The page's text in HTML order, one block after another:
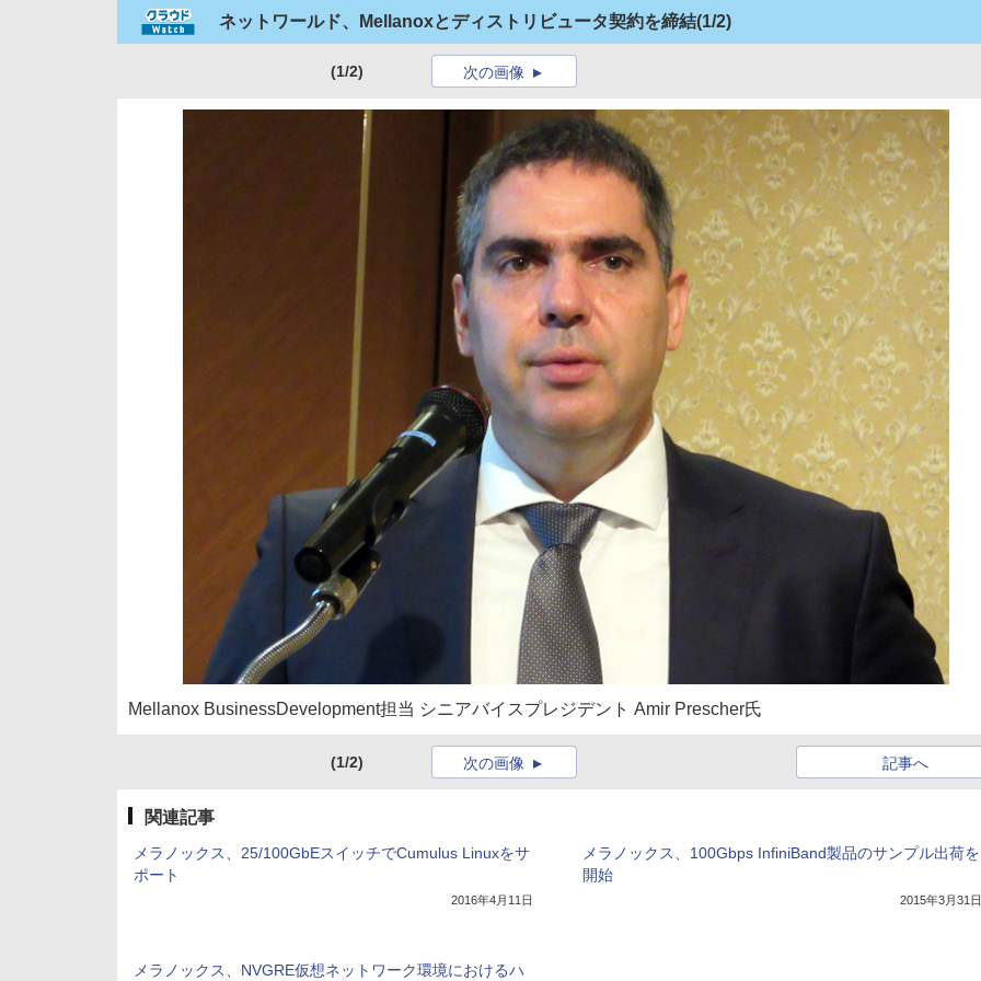
ネットワールド、Mellanoxとディストリビュータ契約を締結(1/2)
(1/2) 次の画像
Mellanox BusinessDevelopment担当 シニアバイスプレジデント Amir Prescher氏
(1/2) 記事へ
次の画像
関連記事
メラノックス、25/100GbEスイッチでCumulus Linuxをサ
ポート
2016年4月11日
メラノックス、100Gbps InfiniBand製品のサンプル出荷を
開始
2015年3月31日
メラノックス、NVGRE仮想ネットワーク環境におけるハ